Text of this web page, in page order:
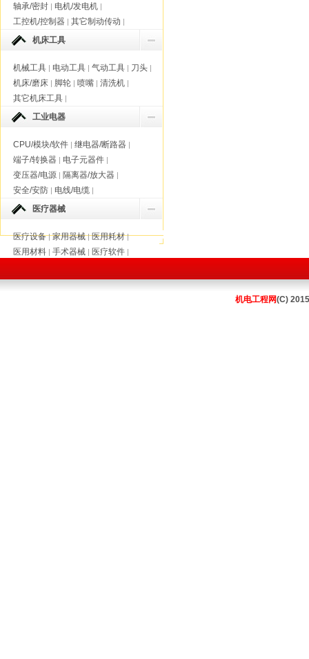
轴承/密封 | 电机/发电机 |
工控机/控制器 | 其它制动传动 |
机床工具
机械工具 | 电动工具 | 气动工具 | 刀头 |
机床/磨床 | 脚轮 | 喷嘴 | 清洗机 |
其它机床工具 |
工业电器
CPU/模块/软件 | 继电器/断路器 |
端子/转换器 | 电子元器件 |
变压器/电源 | 隔离器/放大器 |
安全/安防 | 电线/电缆 |
医疗器械
医疗设备 | 家用器械 | 医用耗材 |
医用材料 | 手术器械 | 医疗软件 |
机电工程网(C)